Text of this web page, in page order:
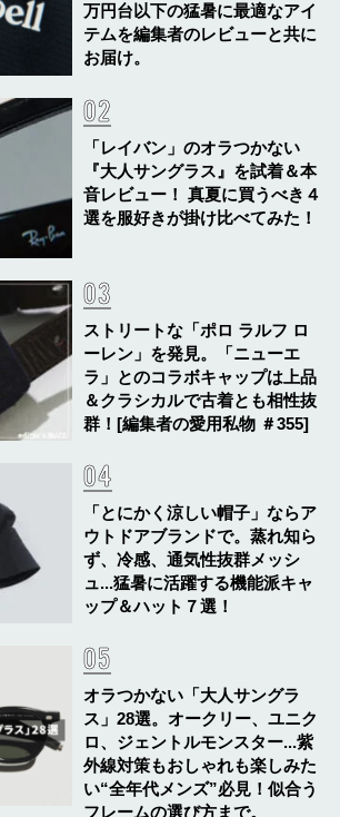
万円台以下の猛暑に最適なアイ
テムを編集者のレビューと共に
お届け。
「レイバン」のオラつかない
『大人サングラス』を試着＆本
音レビュー！ 真夏に買うべき４
選を服好きが掛け比べてみた！
ストリートな「ポロ ラルフ ロ
ーレン」を発見。「ニューエ
ラ」とのコラボキャップは上品
＆クラシカルで古着とも相性抜
群！[編集者の愛用私物 ＃355]
「とにかく涼しい帽子」ならア
ウトドアブランドで。蒸れ知ら
ず、冷感、通気性抜群メッシ
ュ...猛暑に活躍する機能派キャ
ップ＆ハット７選！
オラつかない「大人サングラ
ス」28選。オークリー、ユニク
ロ、ジェントルモンスター...紫
外線対策もおしゃれも楽しみた
い“全年代メンズ”必見！似合う
フレームの選び方まで。